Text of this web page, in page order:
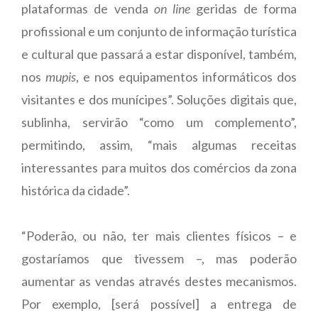
plataformas de venda on line geridas de forma
profissional e um conjunto de informação turística
e cultural que passará a estar disponível, também,
nos mupis, e nos equipamentos informáticos dos
visitantes e dos munícipes”. Soluções digitais que,
sublinha, servirão “como um complemento”,
permitindo, assim, “mais algumas receitas
interessantes para muitos dos comércios da zona
histórica da cidade”.
“Poderão, ou não, ter mais clientes físicos – e
gostaríamos que tivessem –, mas poderão
aumentar as vendas através destes mecanismos.
Por exemplo, [será possível] a entrega de